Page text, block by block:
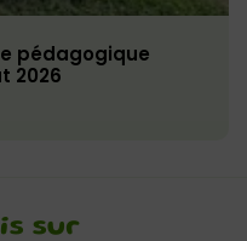
pédagogique
2026
sur